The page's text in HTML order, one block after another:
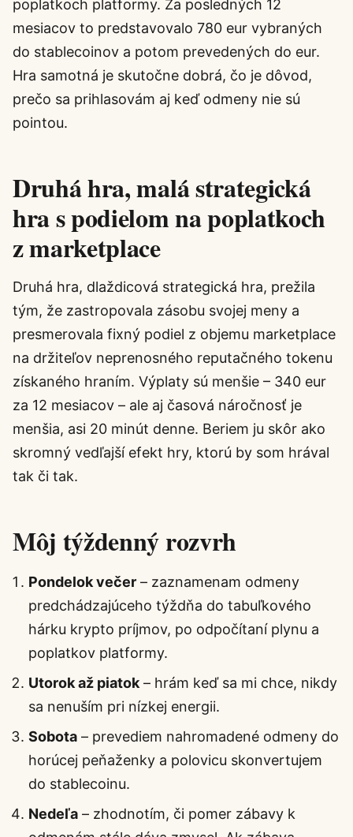
poplatkoch platformy. Za posledných 12
mesiacov to predstavovalo 780 eur vybraných
do stablecoinov a potom prevedených do eur.
Hra samotná je skutočne dobrá, čo je dôvod,
prečo sa prihlasovám aj keď odmeny nie sú
pointou.
Druhá hra, malá strategická
hra s podielom na poplatkoch
z marketplace
Druhá hra, dlaždicová strategická hra, prežila
tým, že zastropovala zásobu svojej meny a
presmerovala fixný podiel z objemu marketplace
na držiteľov neprenosného reputačného tokenu
získaného hraním. Výplaty sú menšie – 340 eur
za 12 mesiacov – ale aj časová náročnosť je
menšia, asi 20 minút denne. Beriem ju skôr ako
skromný vedľajší efekt hry, ktorú by som hrával
tak či tak.
Môj týždenný rozvrh
Pondelok večer – zaznamenam odmeny
predchádzajúceho týždňa do tabuľkového
hárku krypto príjmov, po odpočítaní plynu a
poplatkov platformy.
Utorok až piatok – hrám keď sa mi chce, nikdy
sa nenuším pri nízkej energii.
Sobota – prevediem nahromadené odmeny do
horúcej peňaženky a polovicu skonvertujem
do stablecoinu.
Nedeľa – zhodnotím, či pomer zábavy k